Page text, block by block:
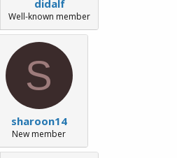
didalf
Well-known member
S
sharoon14
New member